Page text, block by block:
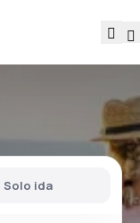
Solo ida